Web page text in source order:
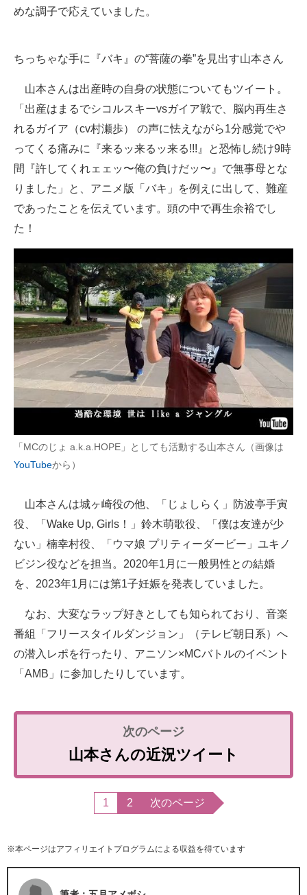
めな調子で応えていました。
ちっちゃな手に『バキ』の“菩薩の拳”を見出す山本さん
山本さんは出産時の自身の状態についてもツイート。
「出産はまるでシコルスキーvsガイア戦で、脳内再生さ
れるガイア（cv村瀬歩） の声に怯えながら1分感覚でや
ってくる痛みに『来るッ来るッ来る!!!』と恐怖し続け9時
間『許してくれェェッ〜俺の負けだッ〜』で無事母とな
りました」と、アニメ版「バキ」を例えに出して、難産
であったことを伝えています。頭の中で再生余裕でし
た！
「MCのじょ a.k.a.HOPE」としても活動する山本さん（画像は
YouTubeから）
山本さんは城ヶ崎役の他、「じょしらく」防波亭手寅
役、「Wake Up, Girls！」鈴木萌歌役、「僕は友達が少
ない」楠幸村役、「ウマ娘 プリティーダービー」ユキノ
ビジン役などを担当。2020年1月に一般男性との結婚
を、2023年1月には第1子妊娠を発表していました。
なお、大変なラップ好きとしても知られており、音楽
番組「フリースタイルダンジョン」（テレビ朝日系）へ
の潜入レポを行ったり、アニソン×MCバトルのイベント
「AMB」に参加したりしています。
山本さんの近況ツイート
1 2 次のページ
※本ページはアフィリエイトプログラムによる収益を得ています